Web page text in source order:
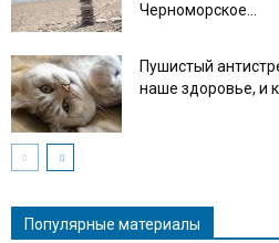
Черноморское...
Пушистый
наше здоровье, и
Популярные материалы